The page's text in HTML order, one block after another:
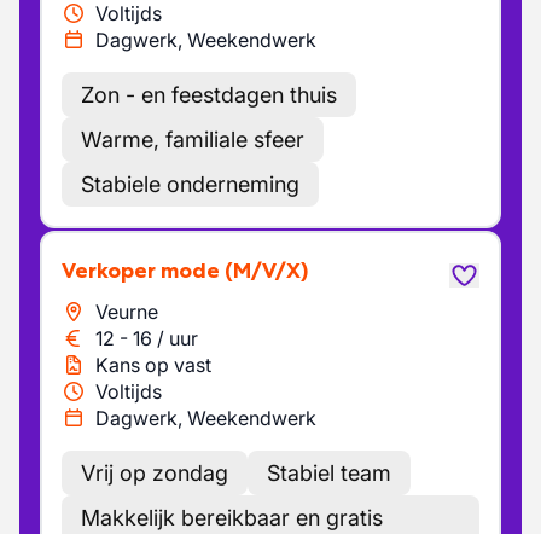
Voltijds
Dagwerk, Weekendwerk
Zon - en feestdagen thuis
Warme, familiale sfeer
Stabiele onderneming
Verkoper mode (M/V/X)
Veurne
12 - 16 / uur
Kans op vast
Voltijds
Dagwerk, Weekendwerk
Vrij op zondag
Stabiel team
Makkelijk bereikbaar en gratis